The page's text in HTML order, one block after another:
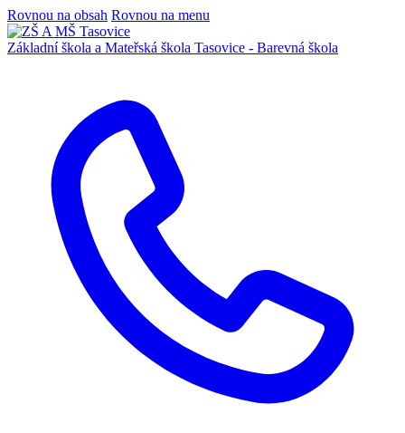
Rovnou na obsah Rovnou na menu
Základní škola a Mateřská škola Tasovice - Barevná škola